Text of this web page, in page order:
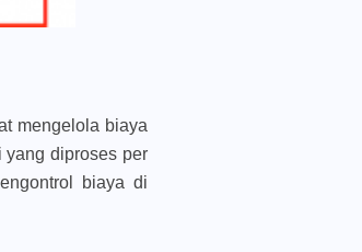
mengelola biaya
yang diproses per
biaya di